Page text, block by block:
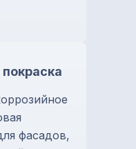
фасадов,